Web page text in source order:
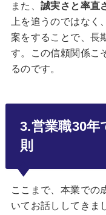
また、誠実さと率直
上を追うのではな
案をすることで、長
す。この信頼関係こ
るのです。
3.営業職30
則
ここまで、本業での
いてお話ししてきま